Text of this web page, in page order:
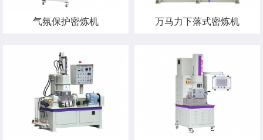
气氛保护密炼机 万马力下落式密炼机